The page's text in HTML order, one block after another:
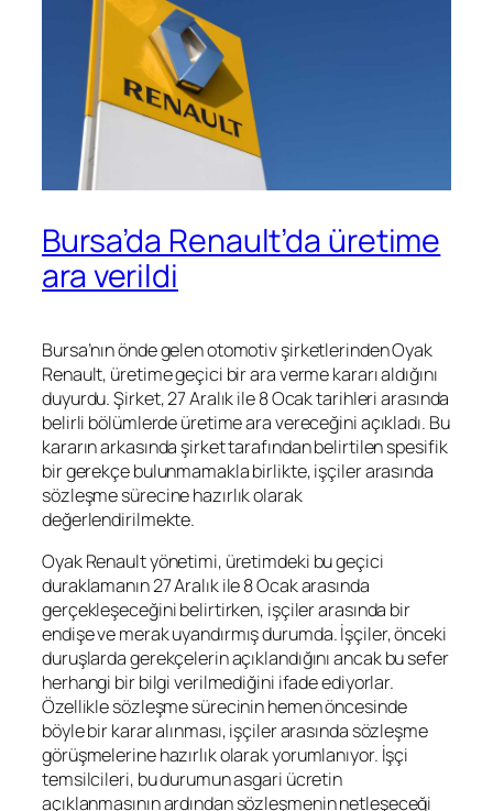
Bursa’da Renault’da üretime
ara verildi
Bursa’nın önde gelen otomotiv şirketlerinden Oyak
Renault, üretime geçici bir ara verme kararı aldığını
duyurdu. Şirket, 27 Aralık ile 8 Ocak tarihleri arasında
belirli bölümlerde üretime ara vereceğini açıkladı. Bu
kararın arkasında şirket tarafından belirtilen spesifik
bir gerekçe bulunmamakla birlikte, işçiler arasında
sözleşme sürecine hazırlık olarak
değerlendirilmekte.
Oyak Renault yönetimi, üretimdeki bu geçici
duraklamanın 27 Aralık ile 8 Ocak arasında
gerçekleşeceğini belirtirken, işçiler arasında bir
endişe ve merak uyandırmış durumda. İşçiler, önceki
duruşlarda gerekçelerin açıklandığını ancak bu sefer
herhangi bir bilgi verilmediğini ifade ediyorlar.
Özellikle sözleşme sürecinin hemen öncesinde
böyle bir karar alınması, işçiler arasında sözleşme
görüşmelerine hazırlık olarak yorumlanıyor. İşçi
temsilcileri, bu durumun asgari ücretin
açıklanmasının ardından sözleşmenin netleşeceği